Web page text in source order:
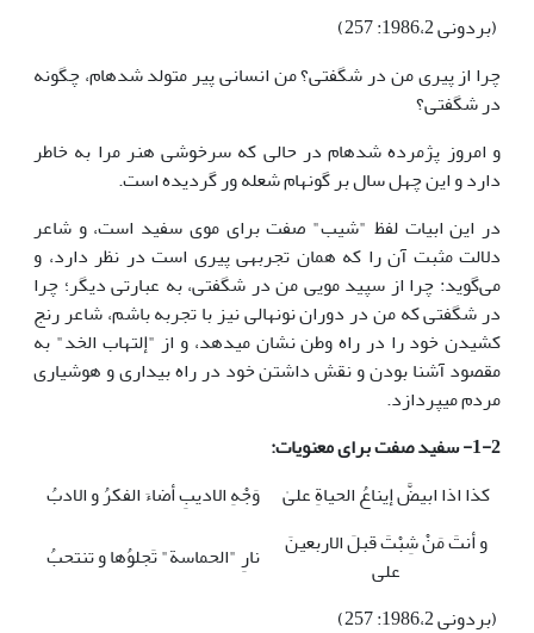
(بردونی 1986،2: 257)
چرا از پیری من در شگفتی؟ من انسانی پیر متولد شده­ام، چگونه
در شگفتی؟
و امروز پژمرده شده­ام در حالی که سرخوشی هنر مرا به خاطر
دارد و این چهل سال بر گونه­ام شعله ور گردیده است.
در این ابیات لفظ "شیب" صفت برای موی سفید است، و شاعر
دلالت مثبت آن را که همان تجربه­ی پیری است در نظر دارد، و
می‌گوید: چرا از سپید مویی من در شگفتی، به عبارتی دیگر؛ چرا
در شگفتی که من در دوران نونهالی نیز با تجربه باشم، شاعر رنج
کشیدن خود را در راه وطن نشان می­دهد، و از "إلتهاب الخد" به
مقصود آشنا بودن و نقش داشتن خود در راه بیداری و هوشیاری
مردم می­پردازد.
1-2- سفید صفت برای معنویات:
کذا اذا ابیضَّ إیناعُ الحیاةِ علیٰ
وَجْهِ الادیبِ أضاءَ الفکرُ و الادبُ
و أنتَ مَنْ شِبْتَ قبلَ الاربعینَ
علی
نارِ "الحماسة" تَجلوُها و تنتحبُ
(بردونی 1986،2: 257)